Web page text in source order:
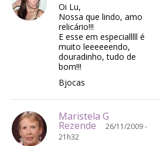
Oi Lu,
Nossa que lindo, amo
relicário!!!
E esse em especialllll é
muito leeeeeendo,
douradinho, tudo de
bom!!!
Bjocas
Maristela G
Rezende
26/11/2009 -
21h32